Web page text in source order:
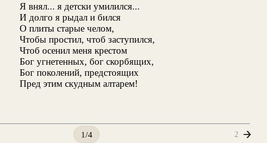
Я внял... я детски умилился...
И долго я рыдал и бился
О плиты старые челом,
Чтобы простил, чтоб заступился,
Чтоб осенил меня крестом
Бог угнетенных, бог скорбящих,
Бог поколений, предстоящих
Пред этим скудным алтарем!
1/4 2